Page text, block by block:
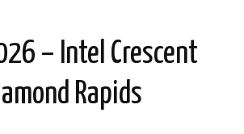
– Intel Crescent
Rapids